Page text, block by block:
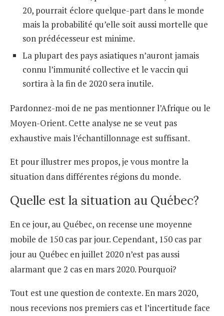
20, pourrait éclore quelque-part dans le monde
mais la probabilité qu’elle soit aussi mortelle que
son prédécesseur est minime.
La plupart des pays asiatiques n’auront jamais
connu l’immunité collective et le vaccin qui
sortira à la fin de 2020 sera inutile.
Pardonnez-moi de ne pas mentionner l’Afrique ou le
Moyen-Orient. Cette analyse ne se veut pas
exhaustive mais l’échantillonnage est suffisant.
Et pour illustrer mes propos, je vous montre la
situation dans différentes régions du monde.
Quelle est la situation au Québec?
En ce jour, au Québec, on recense une moyenne
mobile de 150 cas par jour. Cependant, 150 cas par
jour au Québec en juillet 2020 n’est pas aussi
alarmant que 2 cas en mars 2020. Pourquoi?
Tout est une question de contexte. En mars 2020,
nous recevions nos premiers cas et l’incertitude face